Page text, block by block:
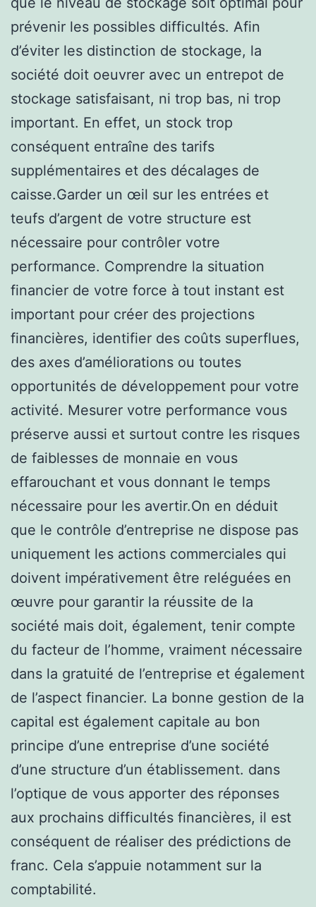
prévenir les possibles difficultés. Afin
d’éviter les distinction de stockage, la
société doit oeuvrer avec un entrepot de
stockage satisfaisant, ni trop bas, ni trop
important. En effet, un stock trop
conséquent entraîne des tarifs
supplémentaires et des décalages de
caisse.Garder un œil sur les entrées et
teufs d’argent de votre structure est
nécessaire pour contrôler votre
performance. Comprendre la situation
financier de votre force à tout instant est
important pour créer des projections
financières, identifier des coûts superflues,
des axes d’améliorations ou toutes
opportunités de développement pour votre
activité. Mesurer votre performance vous
préserve aussi et surtout contre les risques
de faiblesses de monnaie en vous
effarouchant et vous donnant le temps
nécessaire pour les avertir.On en déduit
que le contrôle d’entreprise ne dispose pas
uniquement les actions commerciales qui
doivent impérativement être reléguées en
œuvre pour garantir la réussite de la
société mais doit, également, tenir compte
du facteur de l’homme, vraiment nécessaire
dans la gratuité de l’entreprise et également
de l’aspect financier. La bonne gestion de la
capital est également capitale au bon
principe d’une entreprise d’une société
d’une structure d’un établissement. dans
l’optique de vous apporter des réponses
aux prochains difficultés financières, il est
conséquent de réaliser des prédictions de
franc. Cela s’appuie notamment sur la
comptabilité.